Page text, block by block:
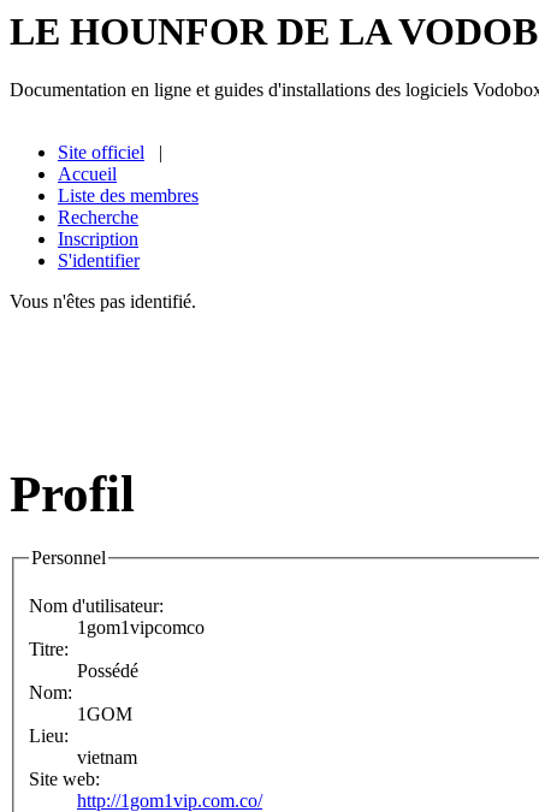
LE HOUNFOR DE LA
Documentation en ligne et guides d'installations des logiciels
Site officiel |
Accueil
Liste des membres
Recherche
Inscription
S'identifier
Vous n'êtes pas identifié.
Profil
Personnel
Nom d'utilisateur:
1gom1vipcomco
Titre:
Possédé
Nom:
1GOM
Lieu:
vietnam
Site web:
http://1gom1vip.com.co/